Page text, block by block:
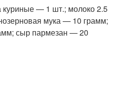
куриные — 1 шт.; молоко 2.5
мука — 10 грамм;
сыр пармезан — 20